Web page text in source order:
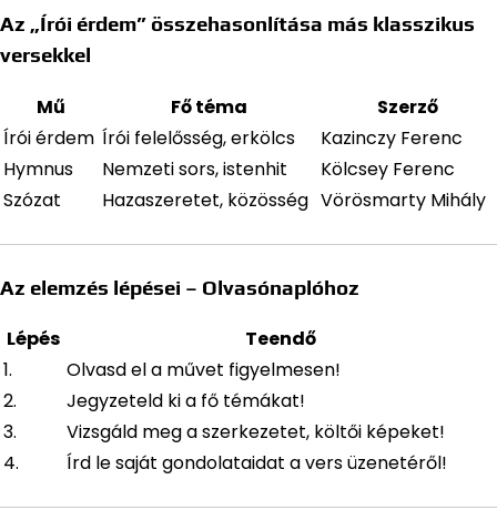
Az „Írói érdem” összehasonlítása más klasszikus
versekkel
Mű Fő téma
Szerző
Írói érdem Írói felelősség, erkölcs
Kazinczy Ferenc
Hymnus
Nemzeti sors, istenhit
Kölcsey Ferenc
Szózat
Hazaszeretet, közösség Vörösmarty Mihály
Az elemzés lépései – Olvasónaplóhoz
Lépés
Teendő
1.
Olvasd el a művet figyelmesen!
2.
Jegyzeteld ki a fő témákat!
3.
Vizsgáld meg a szerkezetet, költői képeket!
4.
Írd le saját gondolataidat a vers üzenetéről!